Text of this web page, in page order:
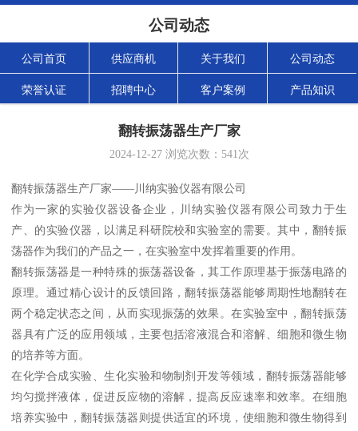
公司动态
公司首页 供应商机 关于我们 公司动态
荣誉认证 招聘中心 客户案例 产品知识
翻转振荡器生产厂家
2024-12-27浏览次数： 541次
翻转振荡器生产厂家——川纳实验仪器有限公司
作为一家的实验仪器设备企业，川纳实验仪器有限公司致力于生
产、的实验仪器，以满足科研院校和实验室的需要。其中，翻转振
荡器作为我们的产品之一，在实验室中发挥着重要的作用。
翻转振荡器是一种特殊的振荡器设备，其工作原理基于振荡电路的
原理。通过精心设计的反馈回路，翻转振荡器能够周期性地翻转在
两个稳定状态之间，从而实现振荡的效果。在实验室中，翻转振荡
器具有广泛的应用领域，主要包括溶液混合和溶解、细胞和微生物
的培养等方面。
在化学合成实验、生化实验和物制剂开发等领域，翻转振荡器能够
均匀搅拌液体，促进反应物的溶解，提高反应速率和效率。在细胞
培养实验中，翻转振荡器则提供适宜的环境，使细胞和微生物得到